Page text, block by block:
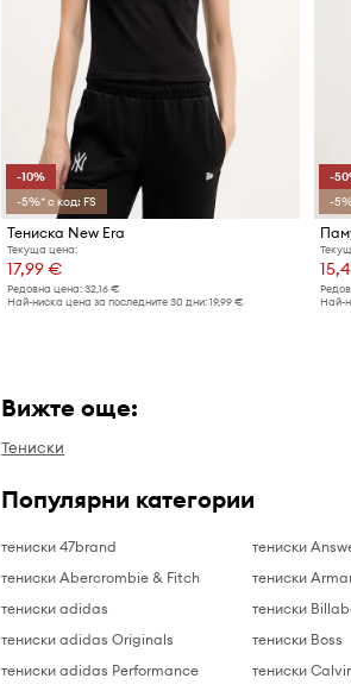
-10%
-5%* с код: FS
Тениска New Era
Текуща цена:
17,99 €
Редовна цена: 32,16 €
Най-ниска цена за последните 30 дни: 19,99 €
-
-
Най-
Вижте още:
Тениски
Популярни категории
тениски 47brand
тениски Abercrombie & Fitch
тениски adidas
тениски adidas Originals
тениски adidas Performance
тениски
тениски
тениски
тениски Boss
тениски